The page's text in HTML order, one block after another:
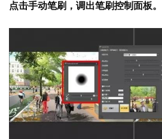
点击手动笔刷，调出笔刷控制面板。